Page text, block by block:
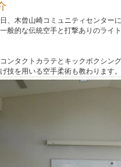
、木曾山崎コミュニティセンター
般的な伝統空手と打撃ありのライ
ンタクトカラテとキックボクシン
技を用いる空手柔術も教わります。